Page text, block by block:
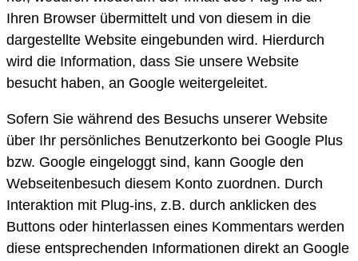
Ihren Browser übermittelt und von diesem in die
dargestellte Website eingebunden wird. Hierdurch
wird die Information, dass Sie unsere Website
besucht haben, an Google weitergeleitet.
Sofern Sie während des Besuchs unserer Website
über Ihr persönliches Benutzerkonto bei Google Plus
bzw. Google eingeloggt sind, kann Google den
Webseitenbesuch diesem Konto zuordnen. Durch
Interaktion mit Plug-ins, z.B. durch anklicken des
Buttons oder hinterlassen eines Kommentars werden
diese entsprechenden Informationen direkt an Google